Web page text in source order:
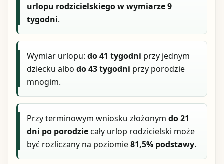
urlopu rodzicielskiego w wymiarze 9
tygodni.
Wymiar urlopu:do 41 tygodni przy jednym
dziecku albodo 43 tygodni przy porodzie
mnogim.
Przy terminowym wniosku złożonymdo 21
dni po porodziecały urlop rodzicielski może
być rozliczany na poziomie81,5% podstawy.